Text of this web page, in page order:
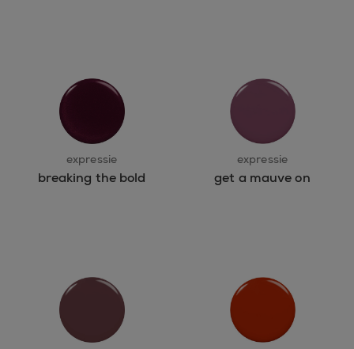
expressie
breaking the bold
expressie
get a mauve on